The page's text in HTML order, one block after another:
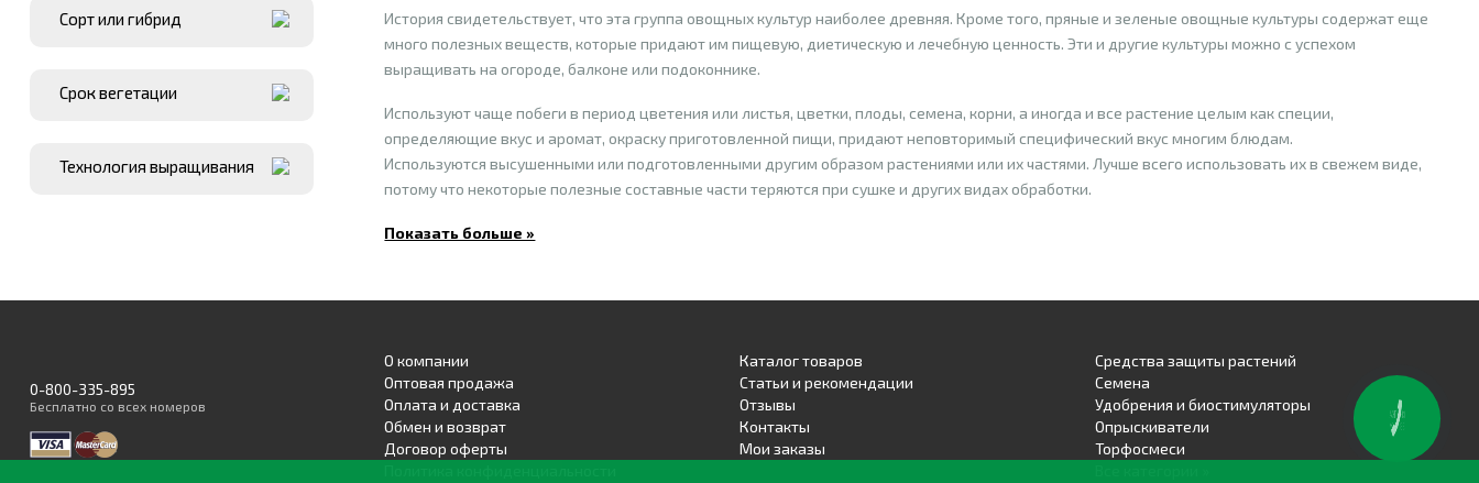
Сорт или гибрид
Срок вегетации
Технология выращивания
История свидетельствует, что эта группа овощных культур наиболее древняя. Кроме того, пряные и зеленые овощные культуры содержат еще
много полезных веществ, которые придают им пищевую, диетическую и лечебную ценность. Эти и другие культуры можно с успехом
выращивать на огороде, балконе или подоконнике.
Используют чаще побеги в период цветения или листья, цветки, плоды, семена, корни, а иногда и все растение целым как специи,
определяющие вкус и аромат, окраску приготовленной пищи, придают неповторимый специфический вкус многим блюдам.
Используются высушенными или подготовленными другим образом растениями или их частями. Лучше всего использовать их в свежем виде,
потому что некоторые полезные составные части теряются при сушке и других видах обработки.
Показать больше »
0-800-335-895
Бесплатно со всех номеров
О компании
Оптовая продажа
Оплата и доставка
Обмен и возврат
Договор оферты
Каталог товаров
Статьи и рекомендации
Отзывы
Контакты
Мои заказы
Средства защиты растений
Семена
Удобрения и биостимуляторы
Опрыскиватели
Торфосмеси
КНОПКА
ЗВ'ЯЗКУ